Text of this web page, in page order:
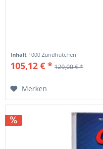
Inhalt 1000 Zündhütchen
105,12 € * 129,00 € *
Merken